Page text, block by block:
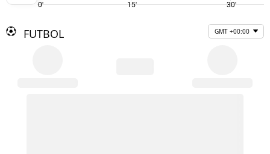
0' 15' 30'
FUTBOL GMT +00:00